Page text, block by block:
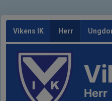
Vikens IK Herr
Herr